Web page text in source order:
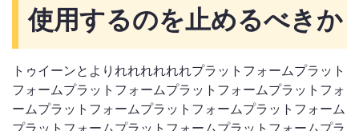
使用するのを止めるべきか
トゥイーンとよりれれれれれれプラットフォームプラット
フォームプラットフォームプラットフォームプラットフォ
ームプラットフォームプラットフォームプラットフォーム